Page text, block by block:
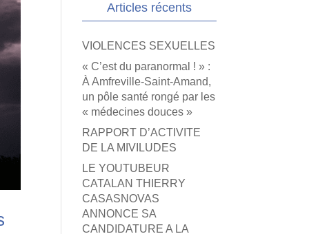
Articles récents
VIOLENCES SEXUELLES
« C’est du paranormal ! » :
À Amfreville-Saint-Amand,
un pôle santé rongé par les
« médecines douces »
RAPPORT D’ACTIVITE
DE LA MIVILUDES
LE YOUTUBEUR
CATALAN THIERRY
CASASNOVAS
ANNONCE SA
CANDIDATURE A LA